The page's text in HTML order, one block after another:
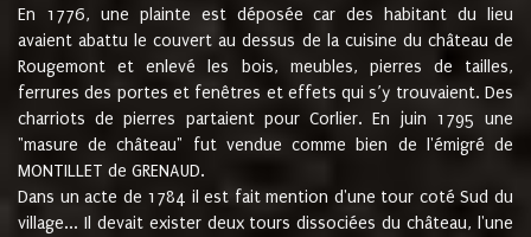
En 1776, une plainte est déposée car des habitant du lieu
avaient abattu le couvert au dessus de la cuisine du château de
Rougemont et enlevé les bois, meubles, pierres de tailles,
ferrures des portes et fenêtres et effets qui s’y trouvaient. Des
charriots de pierres partaient pour Corlier. En juin 1795 une
"masure de château" fut vendue comme bien de l'émigré de
MONTILLET de GRENAUD.
Dans un acte de 1784 il est fait mention d'une tour coté Sud du
village... Il devait exister deux tours dissociées du château, l'une